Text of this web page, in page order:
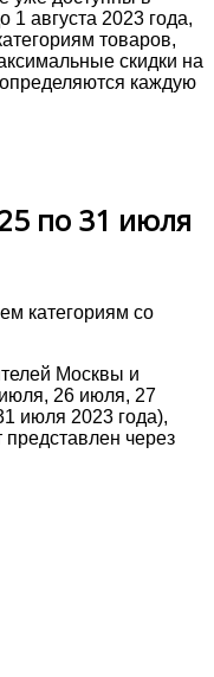
1 августа 2023 года,
товаров,
скидки на
каждую
по 31 июля
категориям со
Москвы и
26 июля, 27
июля 2023 года),
через